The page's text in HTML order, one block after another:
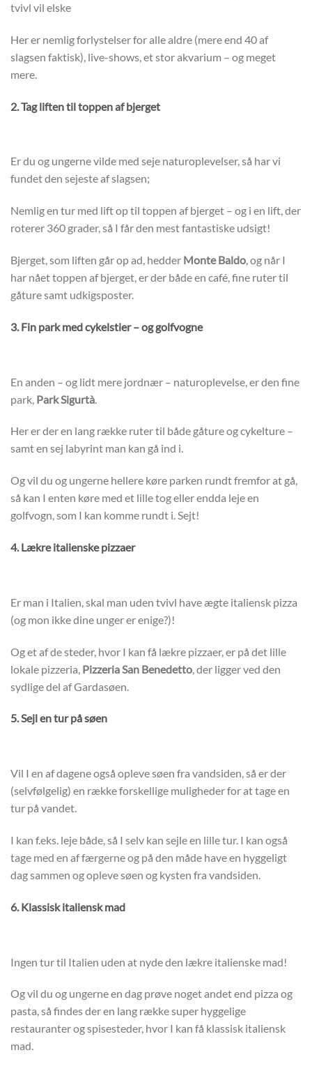
tvivl vil elske
Her er nemlig forlystelser for alle aldre (mere end 40 af
slagsen faktisk), live-shows, et stor akvarium – og meget
mere.
2. Tag liften til toppen af bjerget
Er du og ungerne vilde med seje naturoplevelser, så har vi
fundet den sejeste af slagsen;
Nemlig en tur med lift op til toppen af bjerget – og i en lift, der
roterer 360 grader, så I får den mest fantastiske udsigt!
Bjerget, som liften går op ad, hedder Monte Baldo, og når I
har nået toppen af bjerget, er der både en café, fine ruter til
gåture samt udkigsposter.
3. Fin park med cykelstier – og golfvogne
En anden – og lidt mere jordnær – naturoplevelse, er den fine
park, Park Sigurtà
Her er der en lang række ruter til både gåture og cykelture –
samt en sej labyrint man kan gå ind i.
Og vil du og ungerne hellere køre parken rundt fremfor at gå,
så kan I enten køre med et lille tog eller endda leje en
golfvogn, som I kan komme rundt i. Sejt!
4. Lækre italienske pizzaer
Er man i Italien, skal man uden tvivl have ægte italiensk pizza
(og mon ikke dine unger er enige?)!
Og et af de steder, hvor I kan få lækre pizzaer, er på det lille
lokale pizzeria, Pizzeria San Benedetto , der ligger ved den
sydlige del af Gardasøen.
5. Sejl en tur på søen
Vil I en af dagene også opleve søen fra vandsiden, så er der
(selvfølgelig) en række forskellige muligheder for at tage en
tur på vandet.
I kan f.eks. leje både, så I selv kan sejle en lille tur. I kan også
tage med en af færgerne og på den måde have en hyggeligt
dag sammen og opleve søen og kysten fra vandsiden.
6. Klassisk italiensk mad
Ingen tur til Italien uden at nyde den lækre italienske mad!
Og vil du og ungerne en dag prøve noget andet end pizza og
pasta, så findes der en lang række super hyggelige
restauranter og spisesteder, hvor I kan få klassisk italiensk
mad.